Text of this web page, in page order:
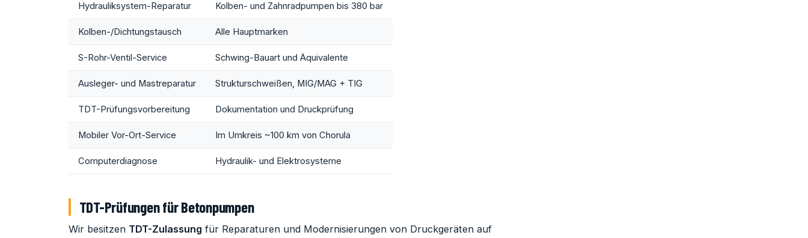
Hydrauliksystem-Reparatur Kolben- und Zahnradpumpen bis 380 bar
Kolben-/Dichtungstausch Alle Hauptmarken
S-Rohr-Ventil-Service Schwing-Bauart und Äquivalente
Ausleger- und Mastreparatur Strukturschweißen, MIG/MAG + TIG
TDT-Prüfungsvorbereitung Dokumentation und Druckprüfung
Mobiler Vor-Ort-Service Im Umkreis ~100 km von Chorula
Computerdiagnose Hydraulik- und Elektrosysteme
TDT-Prüfungen für Betonpumpen
Wir besitzen TDT-Zulassung für Reparaturen und Modernisierungen von Druckgeräten auf